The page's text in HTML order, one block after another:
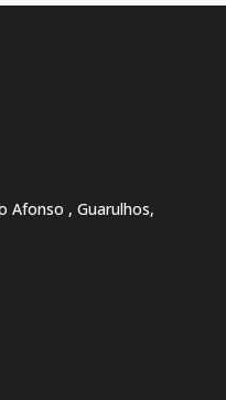
Afonso , Guarulhos,